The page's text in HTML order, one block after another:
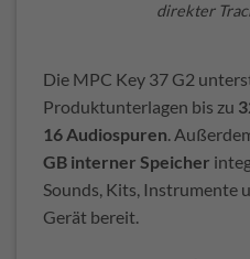
direkter
Die MPC Key 37 G2
Produktunterlagen bis zu
16 Audiospuren.
GB interner Speicher
Sounds, Kits, Instrumente
Gerät bereit.